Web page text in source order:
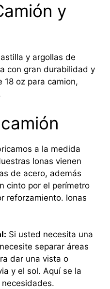
y
y argollas de
con gran durabilidad y
18 oz para camion,
a la medida
lonas vienen
de acero, además
cinto por el perímetro
reforzamiento. lonas
Si usted necesita una
separar áreas
dar una vista o
y el sol. Aquí se la